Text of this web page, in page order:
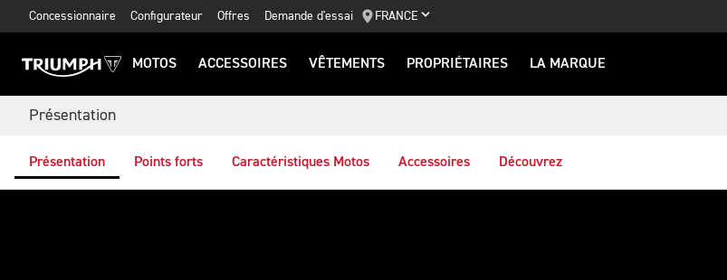
Concessionnaire Configurateur Offres Demande d'essai FRANCE
MOTOS ACCESSOIRES VÊTEMENTS PROPRIÉTAIRES LA MARQUE
Présentation
Présentation Points forts Caractéristiques Motos Accessoires Découvrez